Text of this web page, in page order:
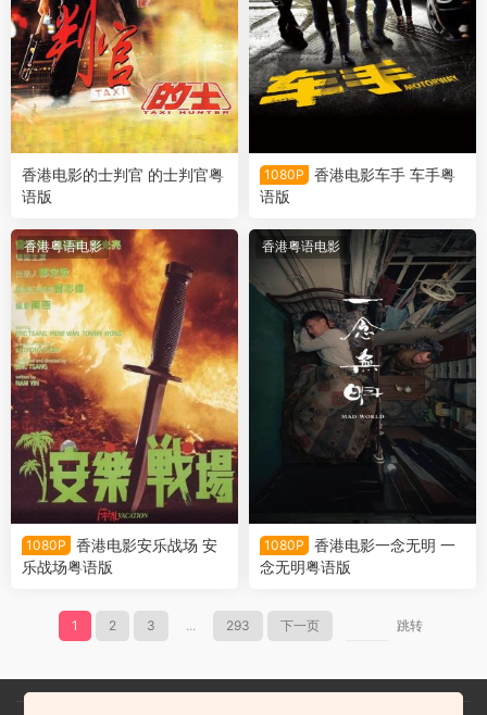
香港电影的士判官 的士判官粤
语版
1080P
香港电影车手 车手粤
语版
香港粤语电影
1080P
香港电影安乐战场 安
乐战场粤语版
香港粤语电影
1080P
香港电影一念无明 一
念无明粤语版
1 2 3 ... 293 下一页 跳转